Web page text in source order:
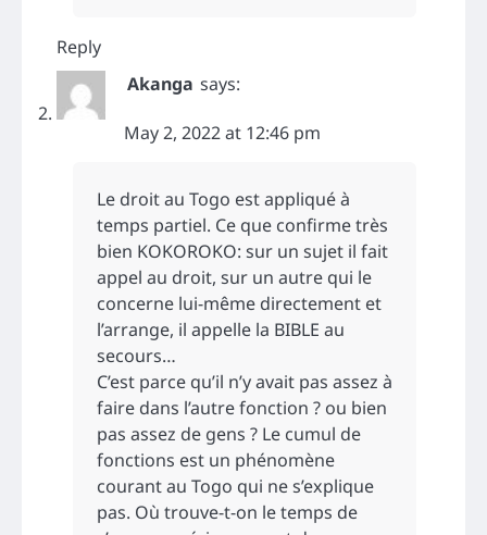
Reply
Akanga says:
May 2, 2022 at 12:46 pm
Le droit au Togo est appliqué à
temps partiel. Ce que confirme très
bien KOKOROKO: sur un sujet il fait
appel au droit, sur un autre qui le
concerne lui-même directement et
l’arrange, il appelle la BIBLE au
secours…
C’est parce qu’il n’y avait pas assez à
faire dans l’autre fonction ? ou bien
pas assez de gens ? Le cumul de
fonctions est un phénomène
courant au Togo qui ne s’explique
pas. Où trouve-t-on le temps de